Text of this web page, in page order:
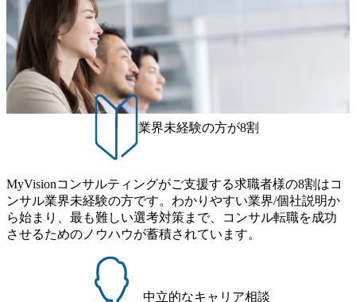
案、人事組織テーマに強みを持ち、メディア・エンタメ業
界においてはDX戦略立案、NFT等の新規事業立案を得意と
する。 - 藏満 一馬氏：アクセンチュア出身。金融業界を中
心に、DX戦略策定、新規事業立案、組織変革、規制対応等
の幅広いプロジェクトを主導する。 - 天野 善仁氏：19卒Pw
C出身。Xspear最年少シニアマネージャー 社員インタビュー
ページ (https://www.xspear.co.jp/career/interviews/) 戦略だけの
コンサルは終わり──コンサル業界の風雲児に聞く。“これ
から”のコンサルの在り方 (https://www.businessinsider.jp/articl
e/20250205-simplex-xspear/) Xspear Consultingがえるぼし認定
を取得 (https://www.agara.co.jp/article/382811) シンプレクスと
Xspear Consultingが、東京都港区の行政手続き100%デジタル
化を支援 (https://www.afpbb.com/articles/-/3520247) 【未経験
者】 ・年収UPでのオファー ・ワンプールで様々なインダ
流工程、先端技術を学べる環境 【コンサルファーム経験
者】 ・専門領域に軸足を置きながら、他領域にもチャレン
ジできる環境 ・タイトルアップでのオファー ・現職ファー
ができる 【休日】 土日祝休みの完全週休2日制 2025年度の
年間休日は125日（GW8日、夏季9日、年末年始9日） 有給
休暇は年間24日（4月1日入社の場合）で、入社日に付与さ
れます。 年次有給休暇の残日数は、翌年度に繰り越すこと
ができます。 慶弔休暇は、事由により取得可能日数は異な
りますが、3～7日の連続休暇を取得できます。 リフレッシ
ュ休暇は、規程で定める勤続年数ごとに、連続5日のリフレ
ッシュ休暇を取得できます。 【育児や子の看護、介護など
の制度】 育児休暇： 対象：小学校1年修了時の3月31日まで
の子を育てるすべての従業員※期間：通算3年間 短時間勤
日2時間15分まで、始業・終業時刻の繰り上げ・繰り下げが
可能 子の看護休暇： 子1人につき5日まで取得でき、1時間
単位で取得することも可能 家族看護休暇： 5日まで取得で
き、1時間単位で取得することも可能 【独身寮、住宅手当制
度など】 独身寮：富山事業所の近くに、白風寮と青風寮の2
つの寮があり、以下の入居基準を満たす方が入居可能で
す。 ＜入居基準＞ ・満33歳までの独身者 ・自宅から勤務地
業界未経験の方が8割
MyVisionコンサルティングがご支援する求職者様の8割はコ
ンサル業界未経験の方です。わかりやすい業界/個社説明か
ら始まり、最も難しい選考対策まで、コンサル転職を成功
させるためのノウハウが蓄積されています。
中立的なキャリア相談